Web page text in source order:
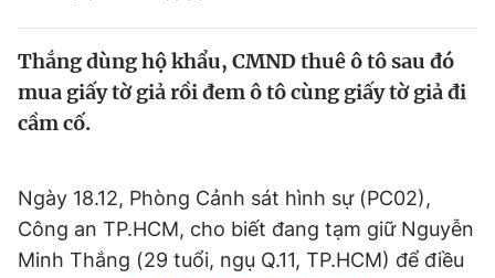
Tin thị trường Tin 360
Video
Sản phẩm khác
Tiện ích Bạn cần biết
Thắng dùng hộ khẩu, CMND thuê ô tô sau đó
mua giấy tờ giả rồi đem ô tô cùng giấy tờ giả đi
cầm cố.
Ngày 18.12, Phòng Cảnh sát hình sự (PC02),
Công an TP.HCM, cho biết đang tạm giữ Nguyễn
Minh Thắng (29 tuổi, ngụ Q.11, TP.HCM) để điều